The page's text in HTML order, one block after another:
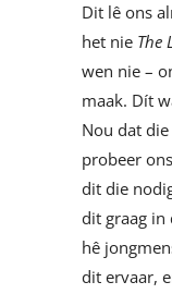
Dit lê ons
het nie The
wen nie –
maak. Dít
Nou dat
probeer
dit die
dit graag in
hê
dit ervaar,